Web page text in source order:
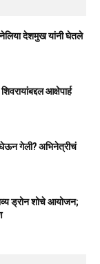
देशमुख यांनी घेतले
आक्षेपार्ह
गेली? अभिनेत्रीचं
ड्रोन शोचे आयोजन;